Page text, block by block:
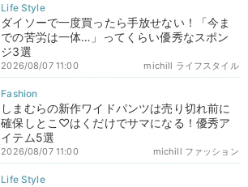
ダイソーで一度買ったら手放せない！「今ま
での苦労は一体…」ってくらい優秀なスポン
ジ3選
michill ライフスタイル
2026/08/07 11:00
しまむらの新作ワイドパンツは売り切れ前に
確保しとこ♡はくだけでサマになる！優秀ア
イテム5選
michill ファッション
2026/08/07 11:00